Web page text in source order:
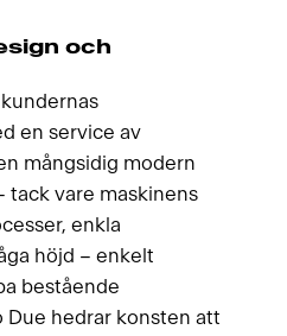
och
en service av
mångsidig modern
tack vare maskinens
enkla
höjd – enkelt
bestående
Due hedrar konsten att